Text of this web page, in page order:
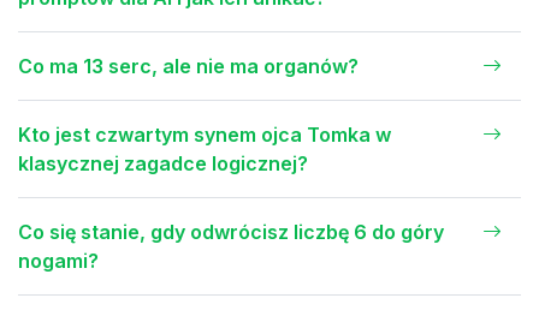
Co ma 13 serc, ale nie ma organów?
Kto jest czwartym synem ojca Tomka w
klasycznej zagadce logicznej?
Co się stanie, gdy odwrócisz liczbę 6 do góry
nogami?